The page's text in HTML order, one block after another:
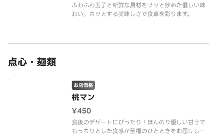
ふわふわ玉子と新鮮な具材をサッと炒めた優しい味
わい。ホッとする美味しさで食卓を彩ります。
点心・麺類
桃マン
お店価格
¥450
食後のデザートにぴったり！ほんのり優しい甘さで
もっちりとした食感が至福のひとときをお届けしま